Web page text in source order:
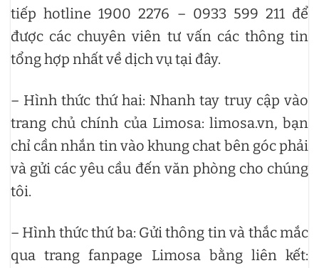
tiếp hotline 1900 2276 – 0933 599 211 để
được các chuyên viên tư vấn các thông tin
tổng hợp nhất về dịch vụ tại đây.
– Hình thức thứ hai: Nhanh tay truy cập vào
trang chủ chính của Limosa: limosa.vn, bạn
chỉ cần nhắn tin vào khung chat bên góc phải
và gửi các yêu cầu đến văn phòng cho chúng
tôi.
– Hình thức thứ ba: Gửi thông tin và thắc mắc
qua trang fanpage Limosa bằng liên kết: